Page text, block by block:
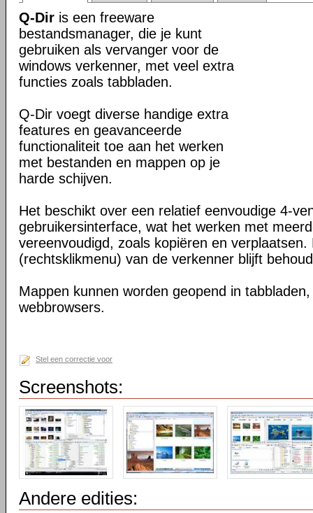
Q-Dir is een freeware
bestandsmanager, die je kunt
gebruiken als vervanger voor de
windows verkenner, met veel extra
functies zoals tabbladen.
Q-Dir voegt diverse handige extra
features en geavanceerde
functionaliteit toe aan het werken
met bestanden en mappen op je
harde schijven.
Het beschikt over een relatief eenvoudige 4-
gebruikersinterface, wat het werken met
vereenvoudigd, zoals kopiëren en
(rechtsklikmenu) van de verkenner blijft
Mappen kunnen worden geopend in
webbrowsers.
Stel een correctie voor
Screenshots:
Andere edities: